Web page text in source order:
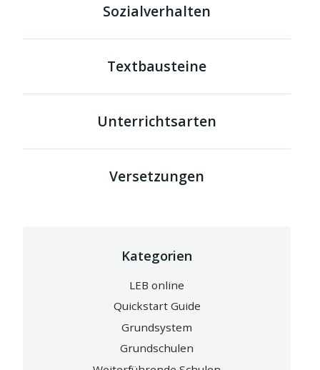
Sozialverhalten
Textbausteine
Unterrichtsarten
Versetzungen
Kategorien
LEB online
Quickstart Guide
Grundsystem
Grundschulen